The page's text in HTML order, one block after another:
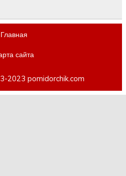
Главная
сайта
2023 pomidorchik.com